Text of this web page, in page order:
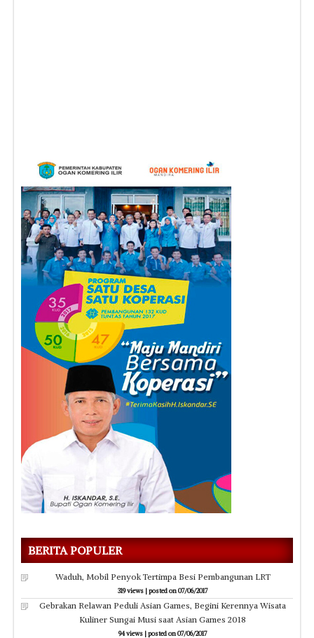
BERITA POPULER
Waduh, Mobil Penyok Tertimpa Besi Pembangunan LRT
319 views |posted on 07/06/2017
Gebrakan Relawan Peduli Asian Games, Begini Kerennya Wisata
Kuliner Sungai Musi saat Asian Games 2018
94 views |posted on 07/06/2017